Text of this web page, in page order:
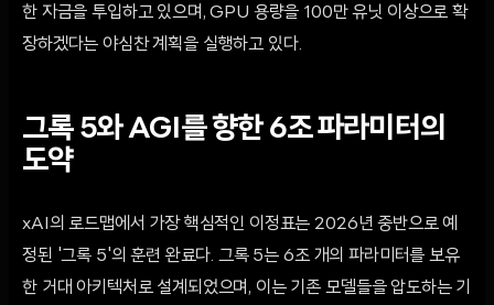
한 자금을 투입하고 있으며, GPU 용량을 100만 유닛 이상으로 확
장하겠다는 야심찬 계획을 실행하고 있다.
그록 5와 AGI를 향한 6조 파라미터의
도약
xAI의 로드맵에서 가장 핵심적인 이정표는 2026년 중반으로 예
정된 '그록 5'의 훈련 완료다. 그록 5는 6조 개의 파라미터를 보유
한 거대 아키텍처로 설계되었으며, 이는 기존 모델들을 압도하는 기